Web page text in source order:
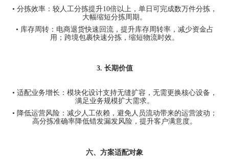
• 分拣效率：较人工分拣提升10倍以上，单日可完成数万件分拣，
大幅缩短分拣周期。
• 库存周转：电商退货快速回流，提升库存周转率，减少资金占
用；跨境包裹快速分拣，缩短物流时效。
3. 长期价值
• 适配业务增长：模块化设计支持无缝扩容，无需更换核心设备，
满足业务规模扩大需求。
• 降低运营风险：减少人工依赖，避免人员流动带来的运营波动；
高分拣准确率降低错发漏发风险，提升客户满意度。
六、方案适配对象